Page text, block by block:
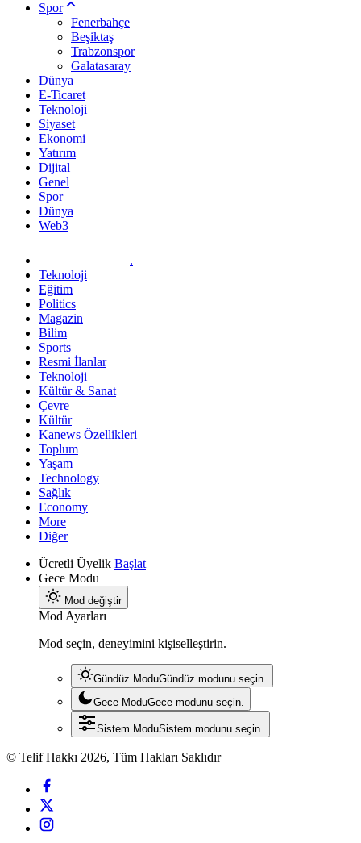
Spor
Fenerbahçe
Beşiktaş
Trabzonspor
Galatasaray
Dünya
E-Ticaret
Teknoloji
Siyaset
Ekonomi
Yatırım
Dijital
Genel
Spor
Dünya
Web3
.
Teknoloji
Eğitim
Politics
Magazin
Bilim
Sports
Resmi İlanlar
Teknoloji
Kültür & Sanat
Çevre
Kültür
Kanews Özellikleri
Toplum
Yaşam
Technology
Sağlık
Economy
More
Diğer
Ücretli Üyelik Başlat
Gece Modu
Mod değiştir
Mod Ayarları
Mod seçin, deneyimini kişiselleştirin.
Gündüz ModuGündüz modunu seçin.
Gece ModuGece modunu seçin.
Sistem ModuSistem modunu seçin.
© Telif Hakkı 2026, Tüm Hakları Saklıdır